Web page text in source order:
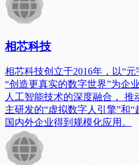
相芯科技
相芯科技创立于2016年，以“
“创造更真实的数字世界”为企
人工智能技术的深度融合，
主研发的“虚拟数字人引擎”和
国内外企业得到规模化应用。